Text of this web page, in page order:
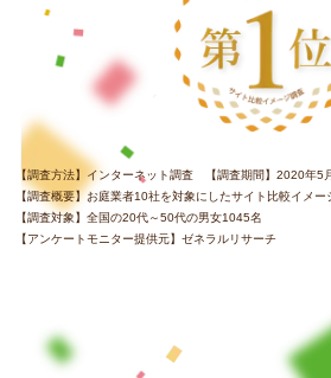
【調査方法】インターネット調査 【調査期間】2020年
【調査概要】お庭業者10社を対象にしたサイト比較イメー
【調査対象】全国の20代～50代の男女1045名
【アンケートモニター提供元】ゼネラルリサーチ